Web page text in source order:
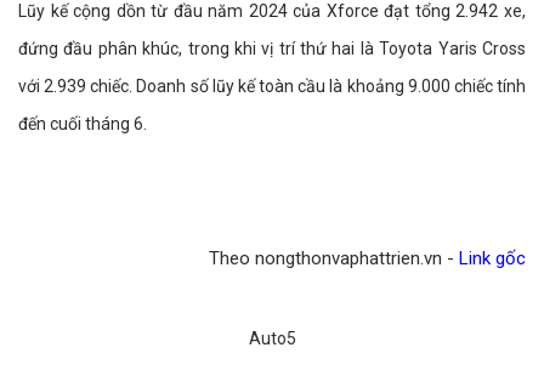
Lũy kế cộng dồn từ đầu năm 2024 của Xforce đạt tổng 2.942 xe,
đứng đầu phân khúc, trong khi vị trí thứ hai là Toyota Yaris Cross
với 2.939 chiếc. Doanh số lũy kế toàn cầu là khoảng 9.000 chiếc tính
đến cuối tháng 6.
Theo nongthonvaphattrien.vn - Link gốc
Auto5